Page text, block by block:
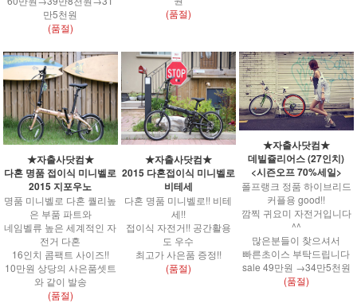
만5천원
(품절)
(품절)
★자출사닷컴★
다혼 명품 접이식 미니벨로
2015 지포우노
명품 미니벨로 다혼 퀄리높
은 부품 파트와
네임벨류 높은 세계적인 자
전거 다혼
16인치 콤팩트 사이즈!!
10만원 상당의 사은품셋트
와 같이 발송
(품절)
★자출사닷컴★
2015 다혼접이식 미니벨로
비테세
다혼 명품 미니벨로!! 비테
세!!
접이식 자전거!! 공간활용
도 우수
최고가 사은품 증정!!
(품절)
★자출사닷컴★
데빌쥴리어스 (27인치)
<시즌오프 70%세일>
폴프랭크 정품 하이브리드
커플용 good!!
깜찍 귀요미 자전거입니다
^^
많은분들이 찾으셔서
빠른초이스 부탁드립니다
sale 49만원 →34만5천원
(품절)